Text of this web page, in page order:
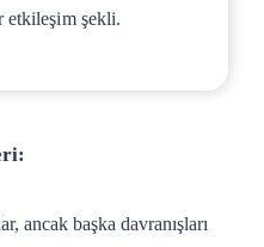
etkileşim şekli.
ancak başka davranışları